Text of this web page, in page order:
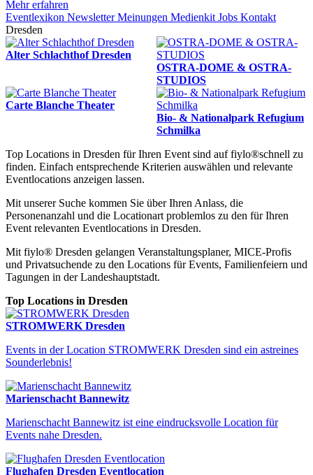
Mehr erfahren
Eventlexikon NewsletterMeinungen Medienkit Jobs Kontakt
Dresden
Locations Dresden
Alter Schlachthof Dresden
OSTRA-DOME & OSTRA-
STUDIOS
Carte Blanche Theater
Bio- & Nationalpark Refugium
Schmilka
Top Locations in Dresden für Ihren Event sind auf fiylo®schnell zu
finden. Einfach entsprechende Kriterien auswählen und relevante
Eventlocations anzeigen lassen.
Mit unserer Suche kommen Sie über Ihren Anlass, die
Personenanzahl und die Locationart problemlos zu den für Ihren
Event relevanten Eventlocations in Dresden.
Mit fiylo® Dresden gelangen Veranstaltungsplaner, MICE-Profis
und Privatsuchende zu den Locations für Events, Familienfeiern und
Tagungen in der Landeshauptstadt.
Top Locations in Dresden
STROMWERK Dresden
Events in der Location STROMWERK Dresden sind ein astreines
Sounderlebnis!
Marienschacht Bannewitz
Marienschacht Bannewitz ist eine eindrucksvolle Location für
Events nahe Dresden.
Flughafen Dresden Eventlocation